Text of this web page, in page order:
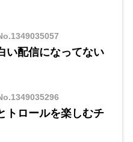
い配信になってない
トロールを楽しむチ